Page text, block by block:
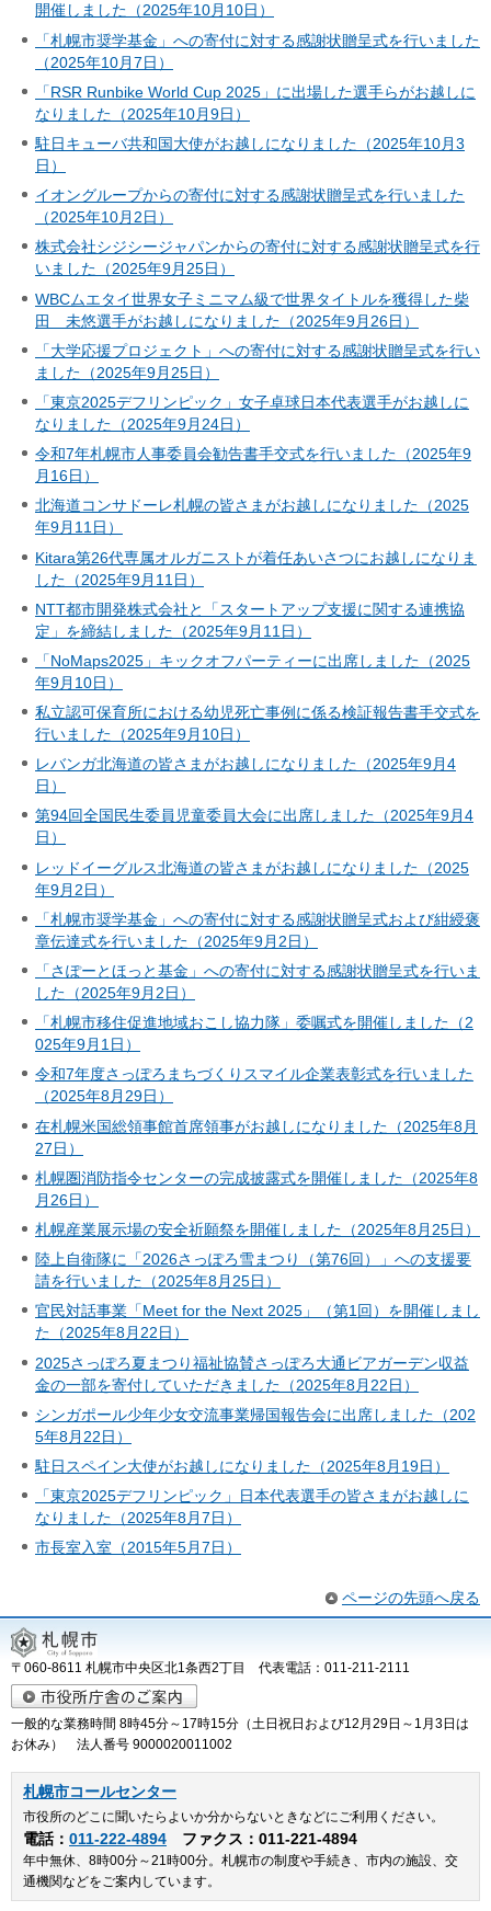
開催しました（2025年10月10日）
「札幌市奨学基金」への寄付に対する感謝状贈呈式を行いました
（2025年10月7日）
「RSR Runbike World Cup 2025」に出場した選手らがお越しに
なりました（2025年10月9日）
駐日キューバ共和国大使がお越しになりました（2025年10月3
日）
イオングループからの寄付に対する感謝状贈呈式を行いました
（2025年10月2日）
株式会社シジシージャパンからの寄付に対する感謝状贈呈式を行
いました（2025年9月25日）
WBCムエタイ世界女子ミニマム級で世界タイトルを獲得した柴
田 未悠選手がお越しになりました（2025年9月26日）
「大学応援プロジェクト」への寄付に対する感謝状贈呈式を行い
ました（2025年9月25日）
「東京2025デフリンピック」女子卓球日本代表選手がお越しに
なりました（2025年9月24日）
令和7年札幌市人事委員会勧告書手交式を行いました（2025年9
月16日）
北海道コンサドーレ札幌の皆さまがお越しになりました（2025
年9月11日）
Kitara第26代専属オルガニストが着任あいさつにお越しになりま
した（2025年9月11日）
NTT都市開発株式会社と「スタートアップ支援に関する連携協
定」を締結しました（2025年9月11日）
「NoMaps2025」キックオフパーティーに出席しました（2025
年9月10日）
私立認可保育所における幼児死亡事例に係る検証報告書手交式を
行いました（2025年9月10日）
レバンガ北海道の皆さまがお越しになりました（2025年9月4
日）
第94回全国民生委員児童委員大会に出席しました（2025年9月4
日）
レッドイーグルス北海道の皆さまがお越しになりました（2025
年9月2日）
「札幌市奨学基金」への寄付に対する感謝状贈呈式および紺綬褒
章伝達式を行いました（2025年9月2日）
「さぽーとほっと基金」への寄付に対する感謝状贈呈式を行いま
した（2025年9月2日）
「札幌市移住促進地域おこし協力隊」委嘱式を開催しました（2
025年9月1日）
令和7年度さっぽろまちづくりスマイル企業表彰式を行いました
（2025年8月29日）
在札幌米国総領事館首席領事がお越しになりました（2025年8月
27日）
札幌圏消防指令センターの完成披露式を開催しました（2025年8
月26日）
札幌産業展示場の安全祈願祭を開催しました（2025年8月25日）
陸上自衛隊に「2026さっぽろ雪まつり（第76回）」への支援要
請を行いました（2025年8月25日）
官民対話事業「Meet for the Next 2025」（第1回）を開催しまし
た（2025年8月22日）
2025さっぽろ夏まつり福祉協賛さっぽろ大通ビアガーデン収益
金の一部を寄付していただきました（2025年8月22日）
シンガポール少年少女交流事業帰国報告会に出席しました（202
5年8月22日）
駐日スペイン大使がお越しになりました（2025年8月19日）
「東京2025デフリンピック」日本代表選手の皆さまがお越しに
なりました（2025年8月7日）
市長室入室（2015年5月7日）
ページの先頭へ戻る
〒060-8611 札幌市中央区北1条西2丁目 代表電話：011-211-2111
一般的な業務時間 8時45分～17時15分（土日祝日および12月29日～1月3日は
お休み） 法人番号 9000020011002
札幌市コールセンター
市役所のどこに聞いたらよいか分からないときなどにご利用ください。
電話： 011-222-4894 ファクス：011-221-4894
年中無休、8時00分～21時00分。札幌市の制度や手続き、市内の施設、交
通機関などをご案内しています。